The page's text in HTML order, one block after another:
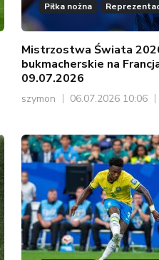
Piłka nożna
Mistrzostwa Świata
bukmacherskie na
09.07.2026
szymon 06.07.2026 10:06